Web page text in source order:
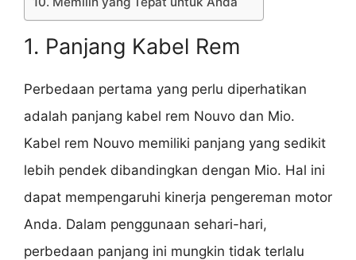
1. Panjang Kabel Rem
Perbedaan pertama yang perlu diperhatikan
adalah panjang kabel rem Nouvo dan Mio.
Kabel rem Nouvo memiliki panjang yang sedikit
lebih pendek dibandingkan dengan Mio. Hal ini
dapat mempengaruhi kinerja pengereman motor
Anda. Dalam penggunaan sehari-hari,
perbedaan panjang ini mungkin tidak terlalu